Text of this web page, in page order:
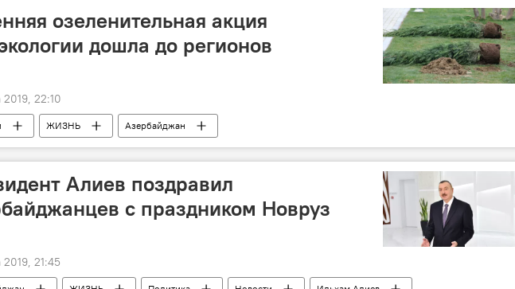
озеленительная акция
дошла до регионов
2019, 22:10
ЖИЗНЬ Азербайджан
Алиев поздравил
с праздником Новруз
2019, 21:45